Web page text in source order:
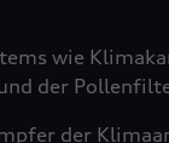
wie
der
der